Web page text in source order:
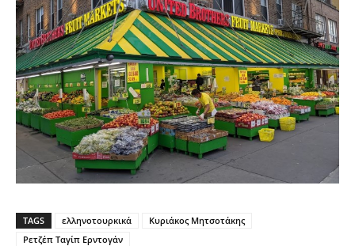
TAGS ελληνοτουρκικά
Κυριάκος Μητσοτάκης
Ρετζέπ Ταγίπ Ερντογάν